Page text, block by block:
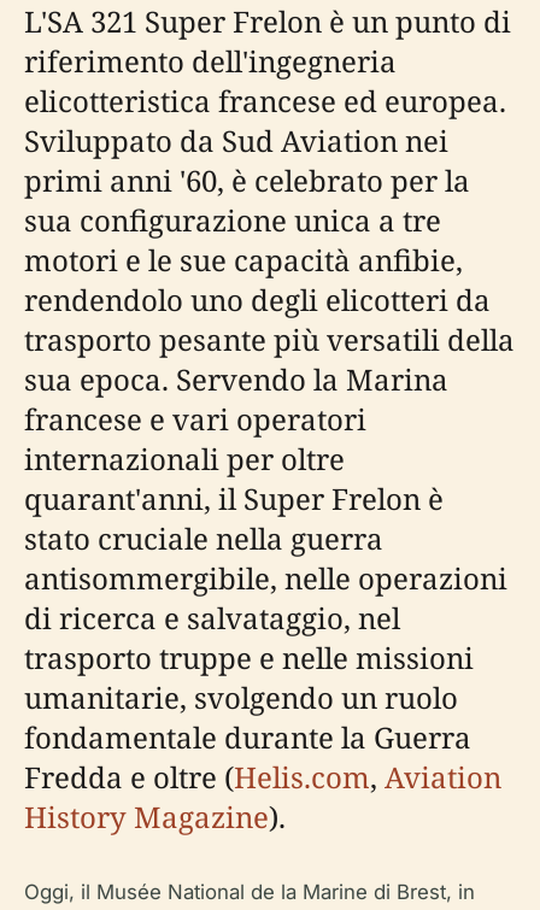
L'SA 321 Super Frelon è un punto di
riferimento dell'ingegneria
elicotteristica francese ed europea.
Sviluppato da Sud Aviation nei
primi anni '60, è celebrato per la
sua configurazione unica a tre
motori e le sue capacità anfibie,
rendendolo uno degli elicotteri da
trasporto pesante più versatili della
sua epoca. Servendo la Marina
francese e vari operatori
internazionali per oltre
quarant'anni, il Super Frelon è
stato cruciale nella guerra
antisommergibile, nelle operazioni
di ricerca e salvataggio, nel
trasporto truppe e nelle missioni
umanitarie, svolgendo un ruolo
fondamentale durante la Guerra
Fredda e oltre (Helis.com, Aviation
History Magazine).
Oggi, il Musée National de la Marine di Brest, in